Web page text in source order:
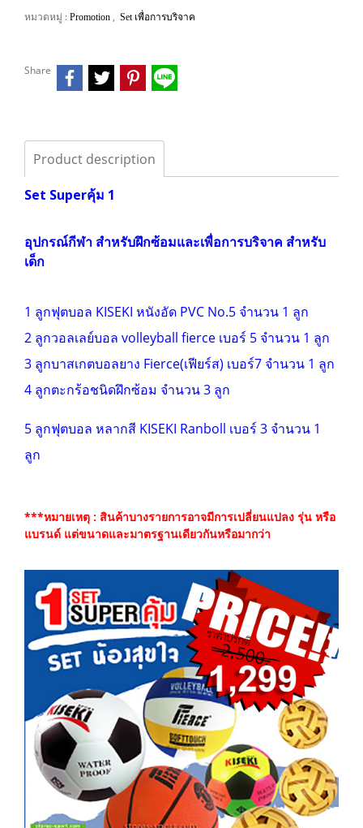
หมวดหมู่ : Promotion , Set เพื่อการบริจาค
Share
Product description
Set Superคุ้ม 1
อุปกรณ์กีฬา สำหรับฝึกซ้อมและเพื่อการบริจาค สำหรับ
เด็ก
1 ลูกฟุตบอล KISEKI หนังอัด PVC No.5 จำนวน 1 ลูก
2 ลูกวอลเลย์บอล volleyball fierce เบอร์ 5 จำนวน 1 ลูก
3 ลูกบาสเกตบอลยาง Fierce(เฟียร์ส) เบอร์7 จำนวน 1 ลูก
4 ลูกตะกร้อชนิดฝึกซ้อม จำนวน 3 ลูก
5 ลูกฟุตบอล หลากสี KISEKI Ranboll เบอร์ 3 จำนวน 1
ลูก
***หมายเหตุ : สินค้าบางรายการอาจมีการเปลี่ยนแปลง รุ่น หรือ
แบรนด์ แต่ขนาดและมาตรฐานเดียวกันหรือมากว่า